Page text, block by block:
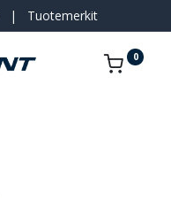
| Tuotemerkit
0